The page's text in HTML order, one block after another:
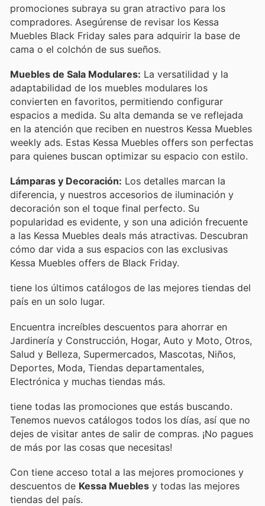
promociones subraya su gran atractivo para los
compradores. Asegúrense de revisar los Kessa
Muebles Black Friday sales para adquirir la base de
cama o el colchón de sus sueños.
Muebles de Sala Modulares: La versatilidad y la
adaptabilidad de los muebles modulares los
convierten en favoritos, permitiendo configurar
espacios a medida. Su alta demanda se ve reflejada
en la atención que reciben en nuestros Kessa Muebles
weekly ads. Estas Kessa Muebles offers son perfectas
para quienes buscan optimizar su espacio con estilo.
Lámparas y Decoración: Los detalles marcan la
diferencia, y nuestros accesorios de iluminación y
decoración son el toque final perfecto. Su
popularidad es evidente, y son una adición frecuente
a las Kessa Muebles deals más atractivas. Descubran
cómo dar vida a sus espacios con las exclusivas
Kessa Muebles offers de Black Friday.
tiene los últimos catálogos de las mejores tiendas del
país en un solo lugar.
Encuentra increíbles descuentos para ahorrar en
Jardinería y Construcción, Hogar, Auto y Moto, Otros,
Salud y Belleza, Supermercados, Mascotas, Niños,
Deportes, Moda, Tiendas departamentales,
Electrónica y muchas tiendas más.
tiene todas las promociones que estás buscando.
Tenemos nuevos catálogos todos los días, así que no
dejes de visitar antes de salir de compras. ¡No pagues
de más por las cosas que necesitas!
Con tiene acceso total a las mejores promociones y
descuentos de Kessa Muebles y todas las mejores
tiendas del país.